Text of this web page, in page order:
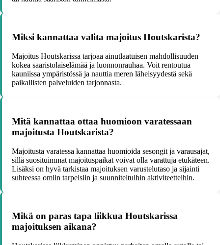
Miksi kannattaa valita majoitus Houtskarista?
Majoitus Houtskarissa tarjoaa ainutlaatuisen mahdollisuuden
kokea saaristolaiselämää ja luonnonrauhaa. Voit rentoutua
kauniissa ympäristössä ja nauttia meren läheisyydestä sekä
paikallisten palveluiden tarjonnasta.
Mitä kannattaa ottaa huomioon varatessaan
majoitusta Houtskarista?
Majoitusta varatessa kannattaa huomioida sesongit ja varausajat,
sillä suosituimmat majoituspaikat voivat olla varattuja etukäteen.
Lisäksi on hyvä tarkistaa majoituksen varustelutaso ja sijainti
suhteessa omiin tarpeisiin ja suunniteltuihin aktiviteetteihin.
Mikä on paras tapa liikkua Houtskarissa
majoituksen aikana?